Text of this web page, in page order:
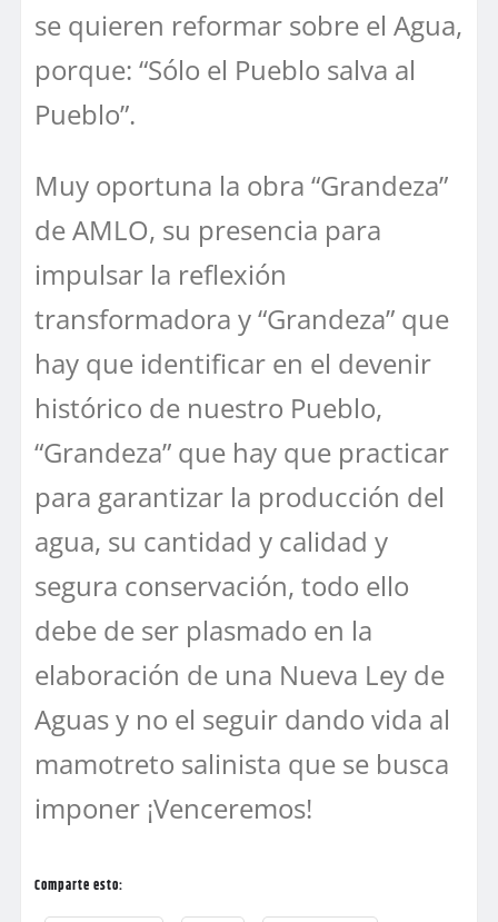
se quieren reformar sobre el Agua,
porque: “Sólo el Pueblo salva al
Pueblo”.
Muy oportuna la obra “Grandeza”
de AMLO, su presencia para
impulsar la reflexión
transformadora y “Grandeza” que
hay que identificar en el devenir
histórico de nuestro Pueblo,
“Grandeza” que hay que practicar
para garantizar la producción del
agua, su cantidad y calidad y
segura conservación, todo ello
debe de ser plasmado en la
elaboración de una Nueva Ley de
Aguas y no el seguir dando vida al
mamotreto salinista que se busca
imponer ¡Venceremos!
Comparte esto: